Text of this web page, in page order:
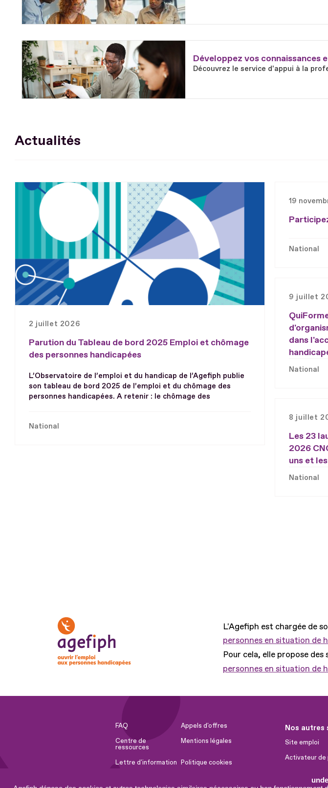
En savoir plus
Développez vos connaissances
Découvrez le service d'appui à la
En savoir plus
Fichier
Actualités
2 juillet 2026
Parution du Tableau de bord 2025 Emploi et chômage
des personnes handicapées
L’Observatoire de l’emploi et du handicap de l’Agefiph publie
son tableau de bord 2025 de l’emploi et du chômage des
personnes handicapées. A retenir : le chômage des
National
19
National
9 juillet
dans
National
8 juillet
Les 23
2026
uns et
National
L'Agefiph est chargée de
personnes en situation de
Pour cela, elle propose
personnes en situation de
FAQ
Appels d'offres
Centre de
ressources
Mentions légales
Lettre d'information
Politique cookies
Nos autres
Site emploi
Activateur de